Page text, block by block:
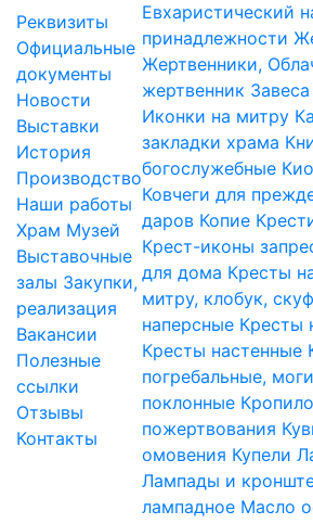
Реквизиты
Официальные
документы
Новости
Выставки
История
Производство
Наши работы
Храм Музей
Выставочные
залы Закупки,
реализация
Вакансии
Полезные
ссылки
Отзывы
Контакты
Евхаристический
принадлежности
Жертвенники,
жертвенник
Иконки на митру
закладки храма
богослужебные
Ковчеги для
даров Копие
Крест-иконы
для дома Кресты
митру, клобук,
наперсные Кресты
Кресты настенные
погребальные,
поклонные Кропило
пожертвования
омовения Купели
Лампады и
лампадное Масло